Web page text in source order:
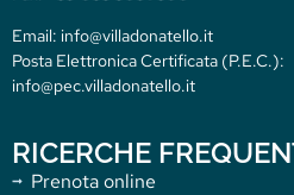
Email: info@villadonatello.it
Posta Elettronica Certificata (P.E.C.):
info@pec.villadonatello.it
RICERCHE
Prenota online